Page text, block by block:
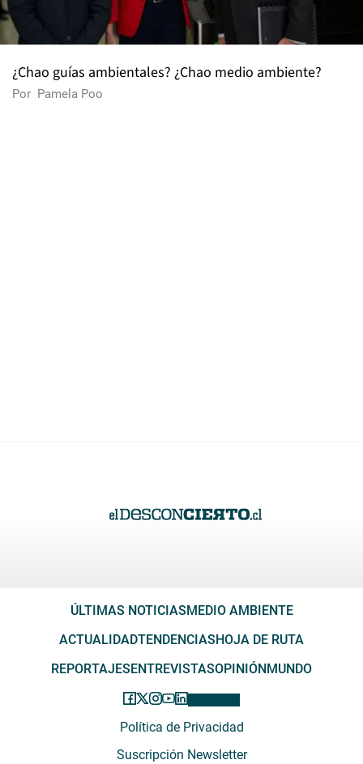
¿Chao guías ambientales? ¿Chao medio ambiente?
Por Pamela Poo
ÚLTIMAS NOTICIASMEDIO AMBIENTE
ACTUALIDADTENDENCIASHOJA DE RUTA
REPORTAJESENTREVISTASOPINIÓNMUNDO
Política de Privacidad
Suscripción Newsletter